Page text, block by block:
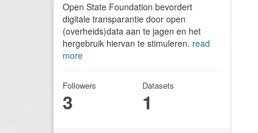
Open State Foundation bevordert
digitale transparantie door open
(overheids)data aan te jagen en het
hergebruik hiervan te stimuleren. read
more
Followers
3
Datasets
1